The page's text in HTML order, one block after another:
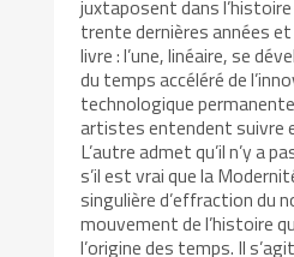
juxtaposent dans l’histoire
trente dernières années et
livre : l’une, linéaire, se
du temps accéléré de
technologique
artistes entendent suivre
L’autre admet qu’il n’y a
s’il est vrai que la
singulière d’effraction du
mouvement de l’histoire
l’origine des temps. Il